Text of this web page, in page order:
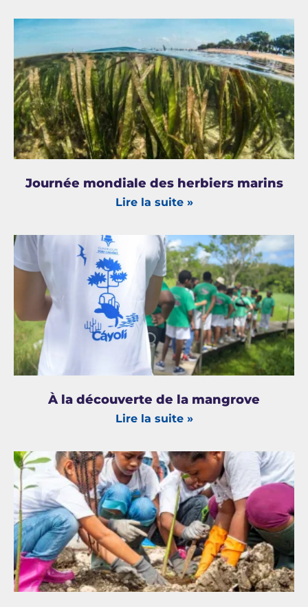
Journée mondiale des herbiers marins
Lire la suite »
À la découverte de la mangrove
Lire la suite »